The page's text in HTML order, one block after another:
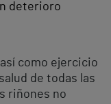
deterioro
como ejercicio
de todas las
riñones no